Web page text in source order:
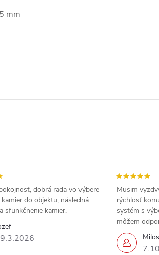
mm
dobrá rada vo výbere
do objektu, následná
sfunkčnenie kamier.
Musim
rýchlosť
systém s
môžem